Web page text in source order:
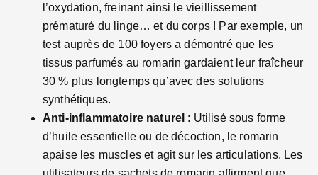
l’oxydation, freinant ainsi le vieillissement
prématuré du linge… et du corps ! Par exemple, un
test auprès de 100 foyers a démontré que les
tissus parfumés au romarin gardaient leur fraîcheur
30 % plus longtemps qu’avec des solutions
synthétiques.
Anti-inflammatoire naturel : Utilisé sous forme
d’huile essentielle ou de décoction, le romarin
apaise les muscles et agit sur les articulations. Les